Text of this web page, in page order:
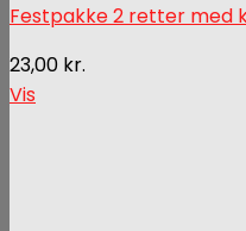
Festpakke 2 retter med
23,00 kr.
Vis